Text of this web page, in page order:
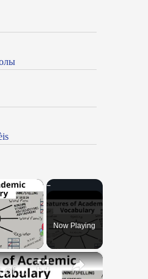
×
VideoNow Playing
×
Features of Academic Vocabulary